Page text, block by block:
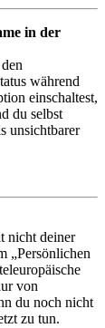
in der
während
einschaltest,
du selbst
unsichtbarer
nicht deiner
„Persönlichen
von
du noch nicht
zu tun.